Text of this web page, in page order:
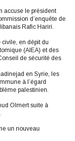
accuse le président
d’enquête de
Rafic Hariri.
civile, en dépit du
(AIEA) et des
de sécurité des
en Syrie, les
à l’égard
palestinien.
Olmert suite à
un nouveau